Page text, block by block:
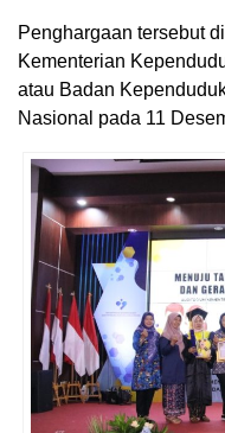
Penghargaan tersebut
Kementerian
atau Badan
Nasional pada 11